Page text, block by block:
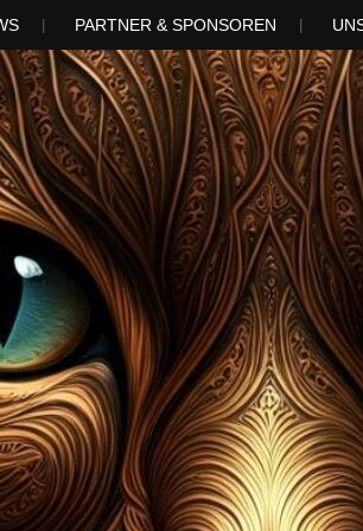
PARTNER & SPONSOREN
by
e.V.